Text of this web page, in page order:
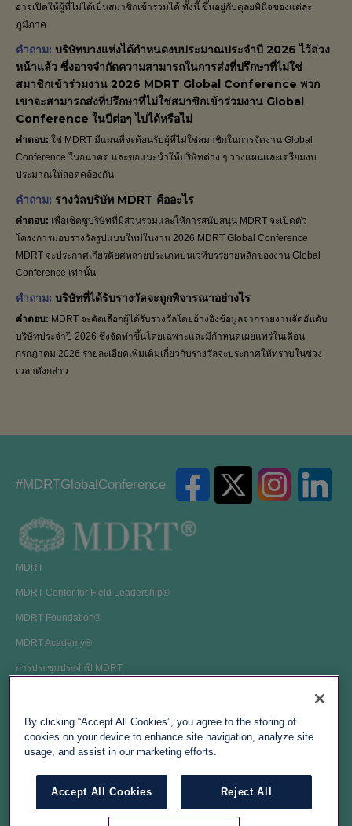
อาจเปิดให้ผู้ที่ไม่ได้เป็นสมาชิกเข้าร่วมได้ ทั้งนี้ ขึ้นอยู่กับดุลยพินิจของแต่ละ
ภูมิภาค
คำถาม: บริษัทบางแห่งได้กำหนดงบประมาณประจำปี 2026 ไว้ล่วง
หน้าแล้ว ซึ่งอาจจำกัดความสามารถในการส่งที่ปรึกษาที่ไม่ใช่
สมาชิกเข้าร่วมงาน 2026 MDRT Global Conference พวก
เขาจะสามารถส่งที่ปรึกษาที่ไม่ใช่สมาชิกเข้าร่วมงาน Global
Conference ในปีต่อๆ ไปได้หรือไม่
คำตอบ: ใช่ MDRT มีแผนที่จะต้อนรับผู้ที่ไม่ใช่สมาชิกในการจัดงาน Global
Conference ในอนาคต และขอแนะนำให้บริษัทต่าง ๆ วางแผนและเตรียมงบ
ประมาณให้สอดคล้องกัน
คำถาม: รางวัลบริษัท MDRT คืออะไร
คำตอบ: เพื่อเชิดชูบริษัทที่มีส่วนร่วมและให้การสนับสนุน MDRT จะเปิดตัว
โครงการมอบรางวัลรูปแบบใหม่ในงาน 2026 MDRT Global Conference
MDRT จะประกาศเกียรติยศหลายประเภทบนเวทีบรรยายหลักของงาน Global
Conference เท่านั้น
คำถาม: บริษัทที่ได้รับรางวัลจะถูกพิจารณาอย่างไร
คำตอบ: MDRT จะคัดเลือกผู้ได้รับรางวัลโดยอ้างอิงข้อมูลจากรายงานจัดอันดับ
บริษัทประจำปี 2026 ซึ่งจัดทำขึ้นโดยเฉพาะและมีกำหนดเผยแพร่ในเดือน
กรกฎาคม 2026 รายละเอียดเพิ่มเติมเกี่ยวกับรางวัลจะประกาศให้ทราบในช่วง
เวลาดังกล่าว
#MDRTGlobalConference
MDRT
MDRT Center for Field Leadership®
MDRT Foundation®
MDRT Academy®
การประชุมประจำปี MDRT
MDRT EDGE
ลงทะเบียน
By clicking “Accept All Cookies”, you agree to the storing of
cookies on your device to enhance site navigation, analyze site
usage, and assist in our marketing efforts.
Accept All Cookies Reject All